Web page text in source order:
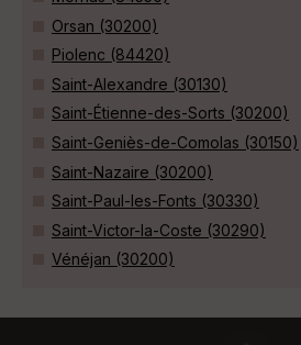
Orsan (30200)
Piolenc (84420)
Saint-Alexandre (30130)
Saint-Étienne-des-Sorts (30200)
Saint-Geniès-de-Comolas (30150)
Saint-Nazaire (30200)
Saint-Paul-les-Fonts (30330)
Saint-Victor-la-Coste (30290)
Vénéjan (30200)